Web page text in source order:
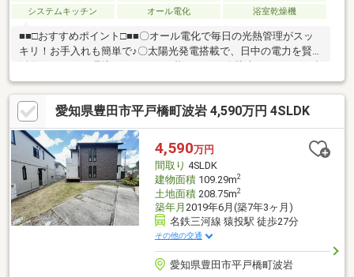
システムキッチン
オール電化 浴室乾燥機
■■□おすすめポイント□■■〇オール電化で毎日の光熱管理がスッ
キリ！お手入れも簡単で♪〇太陽光発電搭載で、日中の電力を賢く
活用できます！環境にもやさしい暮らしに。〇駐車スペースは3台
分確保。来客時やご家族の車も安心して停められます！〇専用の
庭付きで、ガーデニングやお子さまの外遊びにもピッタリです♪〇
LDKは15帖以上のゆとりある空間。家族の団らんやおもてなしに
も対応できます！〇収納が充実していて、すっきり片付く生活動
線♪■■□周辺環境□■■・井上小学校 徒歩約17分・井郷中学校 徒
歩約20分■□住宅ローンのご相談や、現地内覧のご予約等いつでも
承っております♪□■
愛知県豊田市平戸橋町波岩 4,590万円 4SLDK
4,590万円
間取り 4SLDK
建物面積109.29m2
土地面積208.75m2
築年月 2019年6月(築7年3ヶ月)
名鉄三河線 猿投駅 徒歩27分
その他の交通
愛知県豊田市平戸橋町波岩